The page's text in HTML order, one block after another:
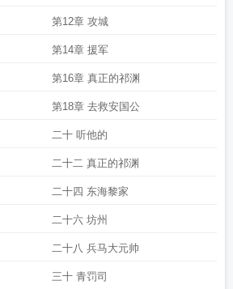
第12章 攻城
第14章 援军
第16章 真正的祁渊
第18章 去救安国公
二十 听他的
二十二 真正的祁渊
二十四 东海黎家
二十六 坊州
二十八 兵马大元帅
三十 青罚司